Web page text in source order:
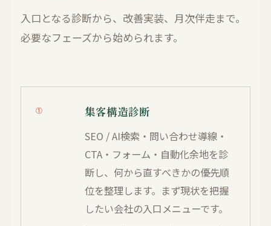
入口となる診断から、改善実装、月次伴走まで。
必要なフェーズから始められます。
① 集客構造診断
SEO / AI検索・問い合わせ導線・
CTA・フォーム・自動化余地を診
断し、何から直すべきかの優先順
位を整理します。まず現状を把握
したい会社の入口メニューです。